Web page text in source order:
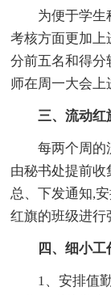
为便于学生
考核方面更加
分前五名和得
师在周一大会上
三、流动红
每两个周的
由秘书处提前
总、下发通知,
红旗的班级进行
四、细小工
1、安排值